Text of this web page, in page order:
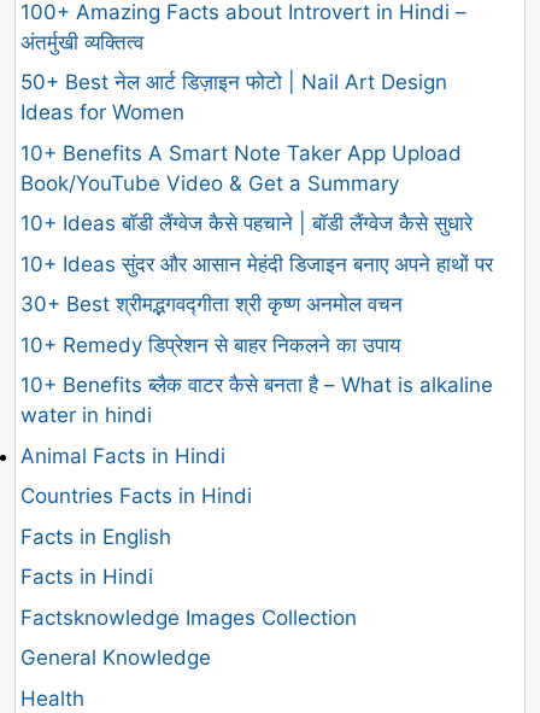
100+ Amazing Facts about Introvert in Hindi –
अंतर्मुखी व्यक्तित्व
50+ Best नेल आर्ट डिज़ाइन फोटो | Nail Art Design
Ideas for Women
10+ Benefits A Smart Note Taker App Upload
Book/YouTube Video & Get a Summary
10+ Ideas बॉडी लैंग्वेज कैसे पहचाने | बॉडी लैंग्वेज कैसे सुधारे
10+ Ideas सुंदर और आसान मेहंदी डिजाइन बनाए अपने हाथों पर
30+ Best श्रीमद्भगवद्गीता श्री कृष्ण अनमोल वचन
10+ Remedy डिप्रेशन से बाहर निकलने का उपाय
10+ Benefits ब्लैक वाटर कैसे बनता है – What is alkaline
water in hindi
Animal Facts in Hindi
Countries Facts in Hindi
Facts in English
Facts in Hindi
Factsknowledge Images Collection
General Knowledge
Health